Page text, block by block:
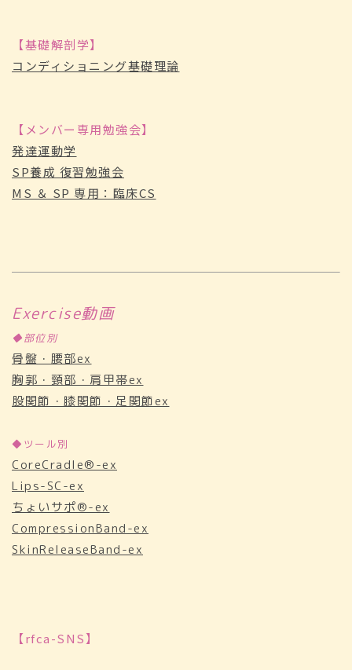
【基礎解剖学】
コンディショニング基礎理論
【メンバー専用勉強会】
発達運動学
SP養成 復習勉強会
MS ＆ SP 専用：臨床CS
Exercise動画
◆部位別
骨盤・腰部ex
胸郭・頸部・肩甲帯ex
股関節・膝関節・足関節ex
◆ツール別
CoreCradle®-ex
Lips-SC-ex
ちょいサポ®-ex
CompressionBand-ex
SkinReleaseBand-ex
【rfca-SNS】